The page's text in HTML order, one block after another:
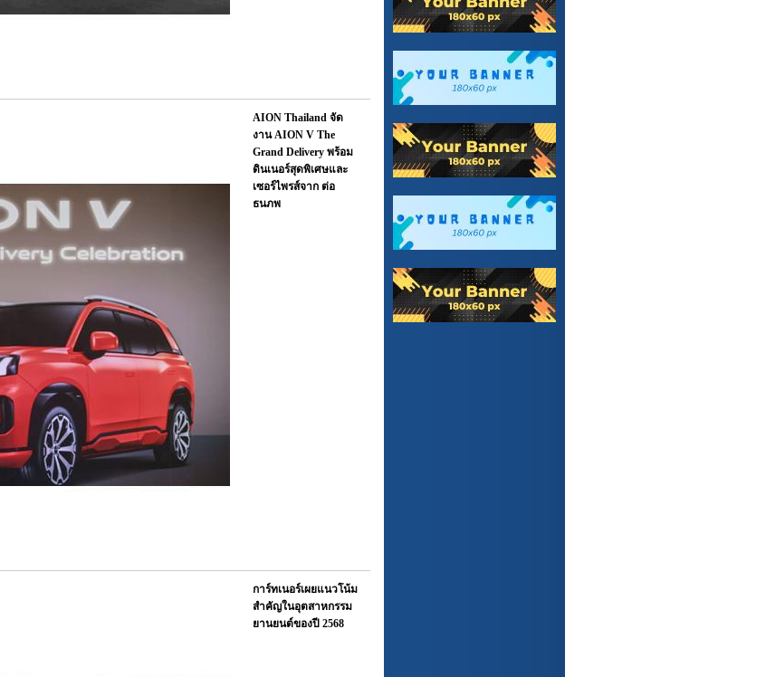
AION Thailand จัด
งาน AION V The
Grand Delivery พร้อม
ดินเนอร์สุดพิเศษและ
เซอร์ไพรส์จาก ต่อ
ธนภพ
การ์ทเนอร์เผยแนวโน้ม
สำคัญในอุตสาหกรรม
ยานยนต์ของปี 2568